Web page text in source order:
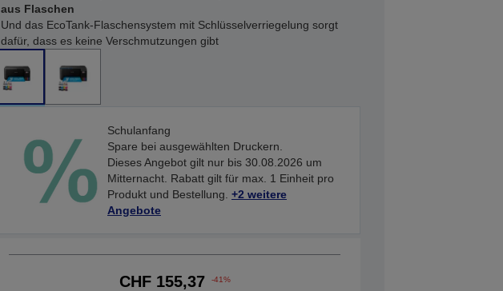
aus Flaschen
Und das EcoTank-Flaschensystem mit Schlüsselverriegelung sorgt
dafür, dass es keine Verschmutzungen gibt
Schulanfang
Spare bei ausgewählten Druckern.
Dieses Angebot gilt nur bis 30.08.2026 um
Mitternacht. Rabatt gilt für max. 1 Einheit pro
Produkt und Bestellung. +2 weitere
Angebote
CHF 155,37 -41%